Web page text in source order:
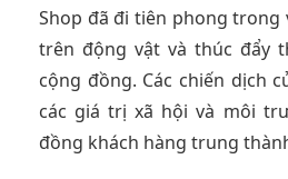
Shop đã đi tiên phong
trên động vật và thúc đẩy
cộng đồng. Các chiến dịch
các giá trị xã hội và môi
đồng khách hàng trung